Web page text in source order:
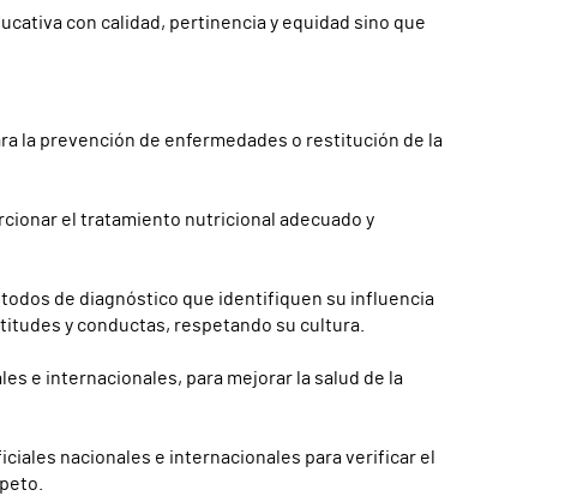
con calidad, pertinencia y equidad sino que
la prevención de enfermedades o restitución de la
el tratamiento nutricional adecuado y
de diagnóstico que identifiquen su influencia
y conductas, respetando su cultura.
e internacionales, para mejorar la salud de la
nacionales e internacionales para verificar el